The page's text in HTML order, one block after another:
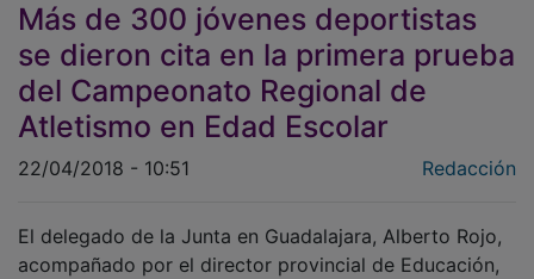
Más de 300 jóvenes deportistas
se dieron cita en la primera prueba
del Campeonato Regional de
Atletismo en Edad Escolar
22/04/2018 - 10:51 Redacción
El delegado de la Junta en Guadalajara, Alberto Rojo,
acompañado por el director provincial de Educación,